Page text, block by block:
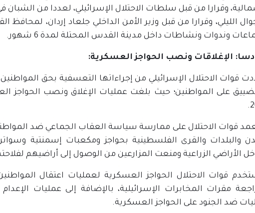
وقرارا من قبل سلطات الاحتلال الإسرائيلي، لعددا من
الليلي، وقرارا من قبل وزير الأمن الداخلي جلعاد إردان،
وندوات ونشاطات داخل مدينة القدس المحتلة لمدة 6 شهور.
الإغلاقات ونصب الحواجز العسكرية:
قوات الاحتلال الإسرائيلي من إجراءاتها التعسفية بحق
قوات الاحتلال على ممارسة سياسة العقاب الجماعي ضد
والبلدات والقرى الفلسطينية بحواجز ومكعبات إسمنتية
الأراضي الزراعية ومنعت المزارعين من الوصول إلى أراضيهم
قوات الاحتلال الحواجز العسكرية لعمليات اعتقال
مقرات المخابرات الإسرائيلية، بالإضافة إلى عمليات
ضد الجنود على الحواجز العسكرية.